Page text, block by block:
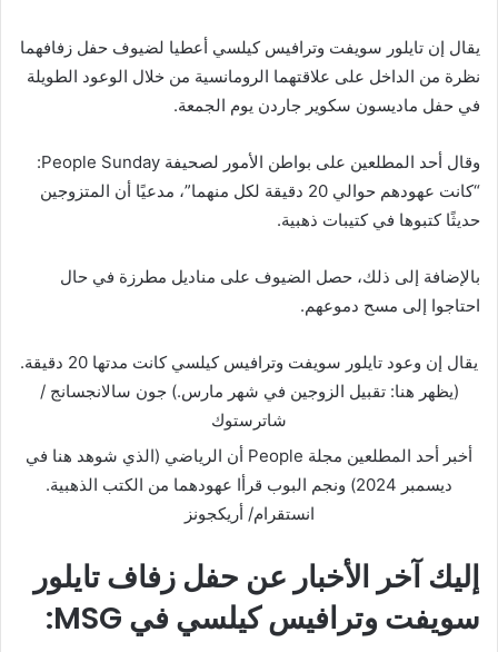
يقال إن تايلور سويفت وترافيس كيلسي أعطيا لضيوف حفل زفافهما
نظرة من الداخل على علاقتهما الرومانسية من خلال الوعود الطويلة
في حفل ماديسون سكوير جاردن يوم الجمعة.
وقال أحد المطلعين على بواطن الأمور لصحيفة People Sunday:
“كانت عهودهم حوالي 20 دقيقة لكل منهما”، مدعيًا أن المتزوجين
حديثًا كتبوها في كتيبات ذهبية.
بالإضافة إلى ذلك، حصل الضيوف على مناديل مطرزة في حال
احتاجوا إلى مسح دموعهم.
يقال إن وعود تايلور سويفت وترافيس كيلسي كانت مدتها 20 دقيقة.
(يظهر هنا: تقبيل الزوجين في شهر مارس.)جون سالانجسانج /
شاترستوك
أخبر أحد المطلعين مجلة People أن الرياضي (الذي شوهد هنا في
ديسمبر 2024) ونجم البوب ​​قرأا عهودهما من الكتب الذهبية.
انستقرام/ أريكجونز
إليك آخر الأخبار عن حفل زفاف تايلور
سويفت وترافيس كيلسي في MSG: